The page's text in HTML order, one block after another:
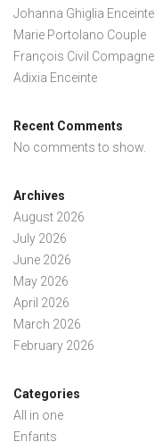
Johanna Ghiglia Enceinte
Marie Portolano Couple
François Civil Compagne
Adixia Enceinte
Recent Comments
No comments to show.
Archives
August 2026
July 2026
June 2026
May 2026
April 2026
March 2026
February 2026
Categories
All in one
Enfants